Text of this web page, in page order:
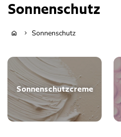
Sonnenschutz
home chevron_right Sonnenschutz
Sonnenschutzcreme